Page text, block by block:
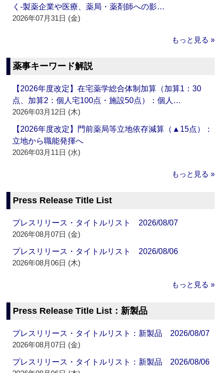
く‐製薬企業や医療、薬局・薬剤師への影…
2026年07月31日 (金)
もっと見る »
薬事キーワード解説
【2026年度改定】在宅薬学総合体制加算（加算1：30
点、加算2：個人宅100点・施設50点）：個人…
2026年03月12日 (木)
【2026年度改定】門前薬局等立地依存減算（▲15点）：
立地から職能発揮へ
2026年03月11日 (水)
もっと見る »
Press Release Title List
プレスリリース・タイトルリスト 2026/08/07
2026年08月07日 (金)
プレスリリース・タイトルリスト 2026/08/06
2026年08月06日 (木)
もっと見る »
Press Release Title List：新製品
プレスリリース・タイトルリスト：新製品 2026/08/07
2026年08月07日 (金)
プレスリリース・タイトルリスト：新製品 2026/08/06